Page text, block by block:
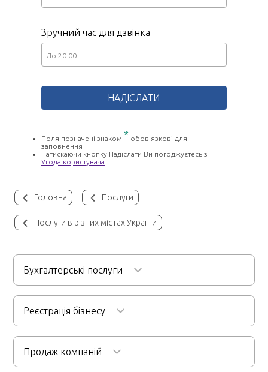
Головна Послуги
Послуги в різних містах України
Зручний час для дзвінка
Поля позначені знаком * обов'язкові для
заповнення
Натискаючи кнопку Надіслати Ви погоджуєтесь з
Угода користувача
Бухгалтерські послуги
Бухгалтерське обслуговування
Послуги бухгалтера для ФОП
Ведення кадрової документації
Аудиторські послуги
Первинний та фінансовий аудит
Реєстрація бізнесу
Реєстрація ФОП
Продаж компаній